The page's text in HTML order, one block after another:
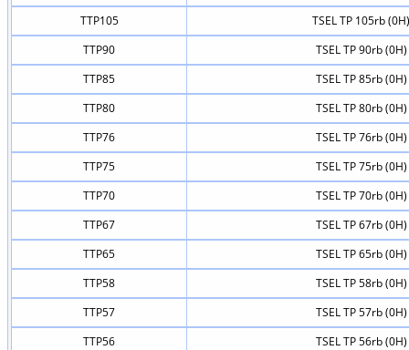
TTP105
TSEL TP 105rb (0H)
TTP90
TSEL TP 90rb (0H)
TTP85
TSEL TP 85rb (0H)
TTP80
TSEL TP 80rb (0H)
TTP76
TSEL TP 76rb (0H)
TTP75
TSEL TP 75rb (0H)
TTP70
TSEL TP 70rb (0H)
TTP67
TSEL TP 67rb (0H)
TTP65
TSEL TP 65rb (0H)
TTP58
TSEL TP 58rb (0H)
TTP57
TSEL TP 57rb (0H)
TTP56
TSEL TP 56rb (0H)